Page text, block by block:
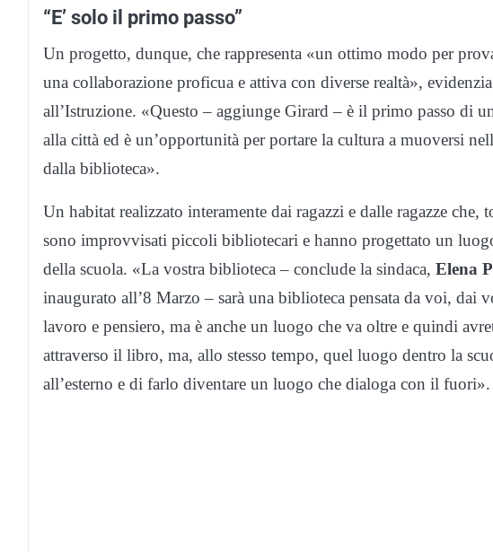
“E’ solo il primo passo”
Un progetto, dunque, che rappresenta «un ottimo modo per
una collaborazione proficua e attiva con diverse realtà», evidenzia
all’Istruzione. «Questo – aggiunge Girard – è il primo passo di
alla città ed è un’opportunità per portare la cultura a muoversi
dalla biblioteca».
Un habitat realizzato interamente dai ragazzi e dalle ragazze che,
sono improvvisati piccoli bibliotecari e hanno progettato un
della scuola. «La vostra biblioteca – conclude la sindaca, Elena
inaugurato all’8 Marzo – sarà una biblioteca pensata da voi, dai
lavoro e pensiero, ma è anche un luogo che va oltre e quindi
attraverso il libro, ma, allo stesso tempo, quel luogo dentro la
all’esterno e di farlo diventare un luogo che dialoga con il fuori».